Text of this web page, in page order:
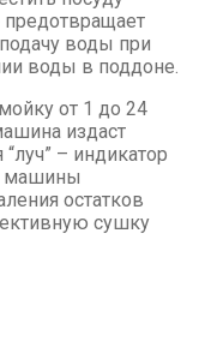
воды при
воды в поддоне.
от 1 до 24
издаст
– индикатор
машины
остатков
сушку